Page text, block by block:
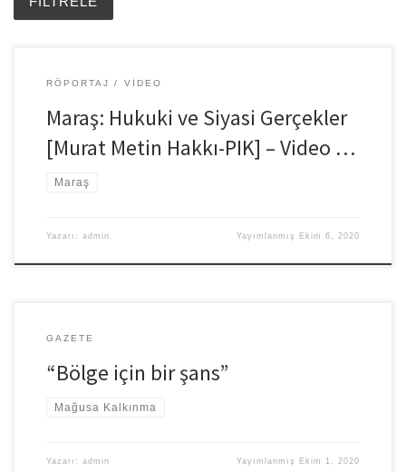
RÖPORTAJ VIDEO
Maraş: Hukuki ve Siyasi Gerçekler
[Murat Metin Hakkı-PIK] – Video …
Maraş
Yazarı: admin Yayımlanmış Ekim 6, 2020
GAZETE
“Bölge için bir şans”
Mağusa Kalkınma
Yazarı: admin Yayımlanmış Ekim 1, 2020